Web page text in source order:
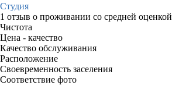
Студия
1 отзыв о проживании со средней оценкой
Чистота
Цена - качество
Качество обслуживания
Расположение
Своевременность заселения
Соответствие фото